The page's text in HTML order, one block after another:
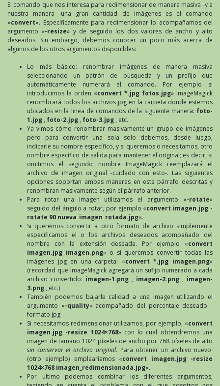
El comando que nos interesa para redimensionar de manera masiva -y a
nuestra manera- una gran cantidad de imágenes es el comando
«convert«. Específicamente para redimensionar lo acompañamos del
argumento «-resize» y de seguido los dos valores de ancho y alto
deseados. Sin embargo, debemos conocer un poco más acerca de
algunos de los otros argumentos disponibles:
Lo más básico: renombrar imágenes de manera masiva
seleccionando un patrón de búsqueda y un prefijo que
automáticamente numerará el comando. Por ejemplo si
introducimos la orden «convert *.jpg fotos.jpg» ImageMagick
renombrará todos los archivos jpg en la carpeta donde estemos
ubicados en la linea de comandos de la siguiente manera: foto-
1.jpg , foto-2.jpg , foto-3.jpg , etc.
Ya vimos cómo renombrar masivamente un grupo de imágenes
pero para convertir una sola solo debemos, desde luego,
indicarle su nombre específico, y si queremos o necesitamos, otro
nombre específico de salida para mantener el original; es decir, si
omitimos el segundo nombre ImageMagick reemplazará el
archivo de imagen original -cuidado con esto-. Las siguientes
opciones soportan ambas maneras en este párrafo descritas y
renombran masivamente según el párrafo anterior.
Para rotar una imagen utilizamos el argumento «-rotate»
seguido del ángulo a rotar, por ejemplo «convert imagen.jpg -
rotate 90 nueva_imagen_rotada.jpg«.
Si queremos convertir a otro formato de archivo simplemente
especificamos el o los archivos deseados acompañado del
nombre con la extensión deseada. Por ejemplo «convert
imagen.jpg imagen.png» o si queremos convertir todas las
imágenes jpg en una carpeta: «convert *.jpg imagen.png»
(recordad que ImageMagick agregará un sufijo numerado a cada
archivo convertido: imagen-1.png , imagen-2.png , imagen-
3.png , etc.)
También podemos bajarle calidad a una imagen utilizando el
argumento «-quality» acompañado del porcentaje deseado -
formato jpg-.
Si necesitamos redimensionar utilizamos, por ejemplo, «convert
imagen.jpg -resize 1024×768» con lo cual obtendremos una
imagen de tamaño 1024 píxeles de ancho por 768 píxeles de alto
sin conservar el archivo original. Para obtener un archivo nuevo
(otro ejemplo) emplearíamos «convert imagen.jpg -resize
1024×768 imagen_redimensionada.jpg«.
Por último podemos combinar los diferentes argumentos,